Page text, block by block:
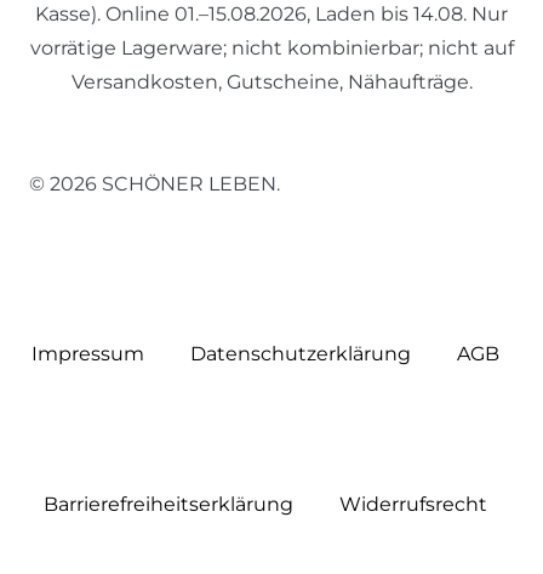
Kasse). Online 01.–15.08.2026, Laden bis 14.08. Nur
vorrätige Lagerware; nicht kombinierbar; nicht auf
Versandkosten, Gutscheine, Nähaufträge.
© 2026 SCHÖNER LEBEN.
Impressum Daten­schutz­erklärung AGB
Barrierefreiheitserklärung Widerrufs­recht